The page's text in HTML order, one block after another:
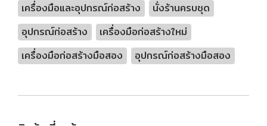
เครื่องมือและอุปกรณ์ก่อสร้าง
นั่งร้านครบชุด
อุปกรณ์ก่อสร้าง
เครื่องมือก่อสร้างใหม่
เครื่องมือก่อสร้างมือสอง
อุปกรณ์ก่อสร้างมือสอง